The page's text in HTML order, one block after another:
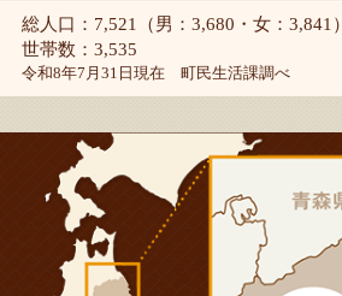
総人口：7,521（男：3,680・女：3,841）
世帯数：3,535
令和8年7月31日現在 町民生活課調べ